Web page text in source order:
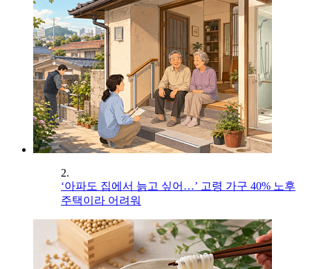
2.
‘아파도 집에서 늙고 싶어…’ 고령 가구 40% 노후
주택이라 어려워